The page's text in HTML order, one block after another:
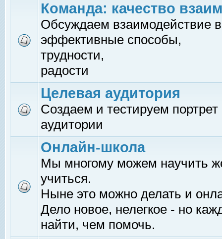
Команда: качество
Обсуждаем взаимодействие
эффективные способы,
трудности,
радости
Целевая аудитория
Создаем и тестируем
аудитории
Онлайн-школа
Мы многому можем научить
учиться.
Ныне это можно делать и
Дело новое, нелегкое - но
найти, чем помочь.